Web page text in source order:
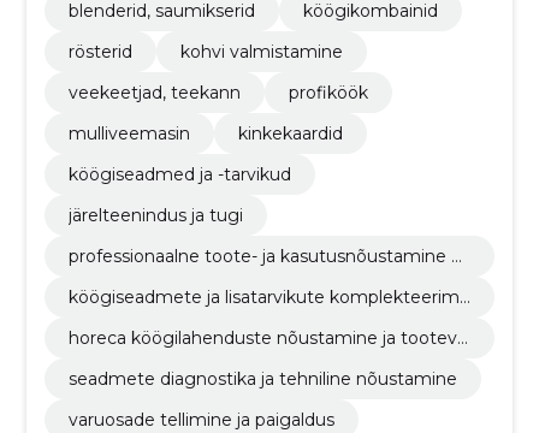
blenderid, saumikserid
köögikombainid
rösterid
kohvi valmistamine
veekeetjad, teekann
profiköök
mulliveemasin
kinkekaardid
köögiseadmed ja -tarvikud
järelteenindus ja tugi
professionaalne toote- ja kasutusnõustamine ki
köögiseadmete ja lisatarvikute komplekteerimi
horeca köögilahenduste nõustamine ja tooteval
seadmete diagnostika ja tehniline nõustamine
varuosade tellimine ja paigaldus